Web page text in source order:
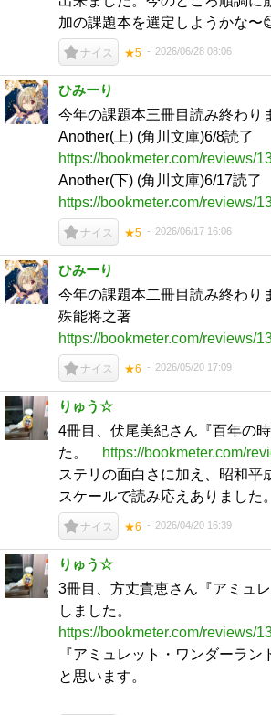
加の課題本を選定しようかな〜
ナイス ★5 2026/06/28 08:06
ひみーり
今年の課題本三冊目読み終わ
Another(上) (角川文庫)6/8読了
https://bookmeter.com/reviews/
Another(下) (角川文庫)6/17読了
https://bookmeter.com/reviews/
ナイス ★5 2026/06/17 16:06
ひみーり
今年の課題本二冊目読み終わり
殊能将之著
https://bookmeter.com/reviews/
ナイス ★6 2026/05/20 17:09
りゅう☆
4冊目、伏尾美紀さん『百年の
た。
https://bookmeter.com/
ステリの面白さに加え、昭和平
スケールで読み応えありました。
ナイス ★6 2026/04/20 16:39
りゅう☆
3冊目、方丈貴恵さん『アミュ
しました。
https://bookmeter.com/reviews/
『アミュレット・ワンダーラン
と思います。